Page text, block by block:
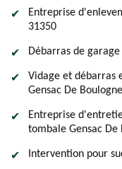
Entreprise
31350
Débarras de
Vidage et débarras
Gensac De
Entreprise
tombale Gensac De
Intervention pour